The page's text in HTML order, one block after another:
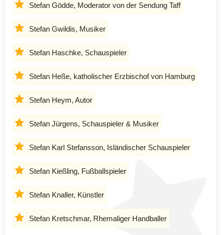
Stefan Gödde, Moderator von der Sendung Taff
Stefan Gwildis, Musiker
Stefan Haschke, Schauspieler
Stefan Heße, katholischer Erzbischof von Hamburg
Stefan Heym, Autor
Stefan Jürgens, Schauspieler & Musiker
Stefan Karl Stefansson, Isländischer Schauspieler
Stefan Kießling, Fußballspieler
Stefan Knaller, Künstler
Stefan Kretschmar, Rhemaliger Handballer